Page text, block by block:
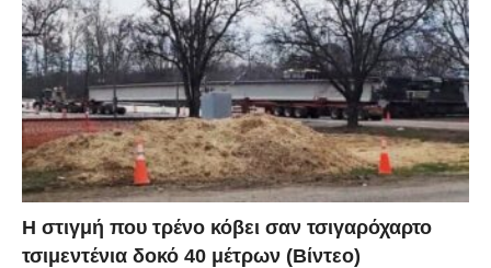
H στιγμή που τρένο κόβει σαν τσιγαρόχαρτο
τσιμεντένια δοκό 40 μέτρων (Βίντεο)